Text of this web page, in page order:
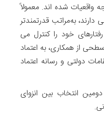
واقعیات شده اند. معمولاً
به‌مراتب قدرتمندتر
خود را کنترل می
از همکاری، به اعتماد
دولتی و رسانه اعتماد
انتخاب بین انزوای